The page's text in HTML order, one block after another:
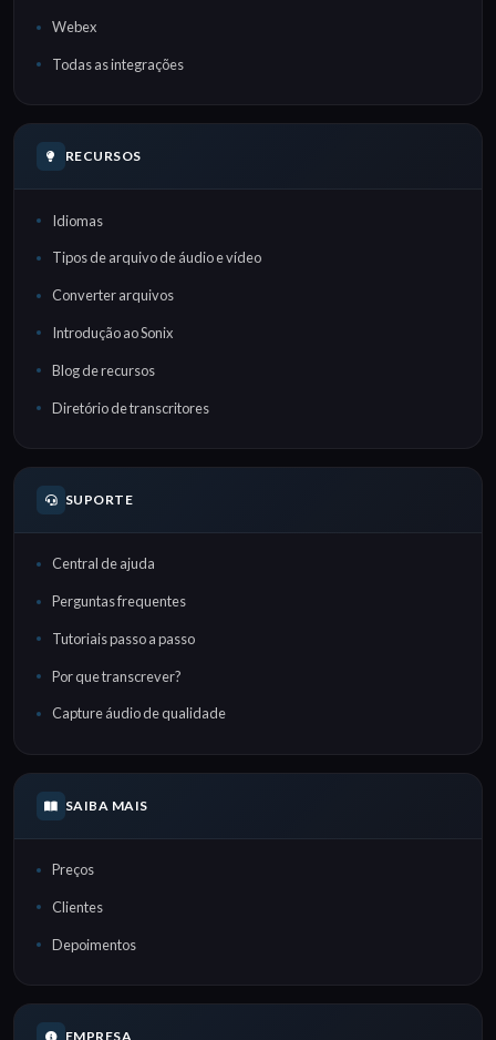
Webex
Todas as integrações
RECURSOS
Idiomas
Tipos de arquivo de áudio e vídeo
Converter arquivos
Introdução ao Sonix
Blog de recursos
Diretório de transcritores
SUPORTE
Central de ajuda
Perguntas frequentes
Tutoriais passo a passo
Por que transcrever?
Capture áudio de qualidade
SAIBA MAIS
Preços
Clientes
Depoimentos
EMPRESA